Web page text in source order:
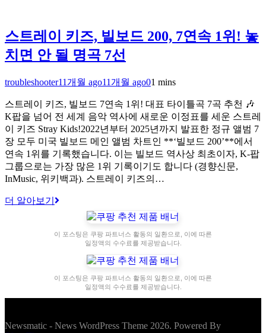
스트레이 키즈, 빌보드 200, 7연속 1위! 놓
치면 안 될 명곡 7선
troubleshooter11개월 ago11개월 ago01 mins
스트레이 키즈, 빌보드 7연속 1위! 대표 타이틀곡 7곡 추천 🎶
K팝을 넘어 전 세계 음악 역사에 새로운 이정표를 세운 스트레
이 키즈 Stray Kids!2022년부터 2025년까지 발표한 정규 앨범 7
장 모두 미국 빌보드 메인 앨범 차트인 **‘빌보드 200’**에서
연속 1위를 기록했습니다. 이는 빌보드 역사상 최초이자, K-팝
그룹으로는 가장 많은 1위 기록이기도 합니다 (경향신문,
InMusic, 위키백과). 스트레이 키즈의…
더 알아보기
이 포스팅은 쿠팡 파트너스 활동의 일환으로, 이에 따른
일정액의 수수료를 제공받습니다.
이 포스팅은 쿠팡 파트너스 활동의 일환으로, 이에 따른
일정액의 수수료를 제공받습니다.
Newsmatic - News WordPress Theme 2026. Powered By